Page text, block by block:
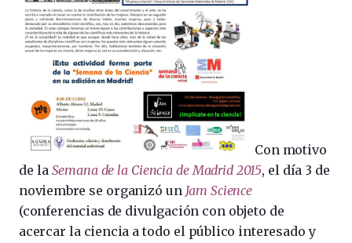
Con motivo
de la Semana de la Ciencia de Madrid 2015, el día 3 de
noviembre se organizó un Jam Science
(conferencias de divulgación con objeto de
acercar la ciencia a todo el público interesado y